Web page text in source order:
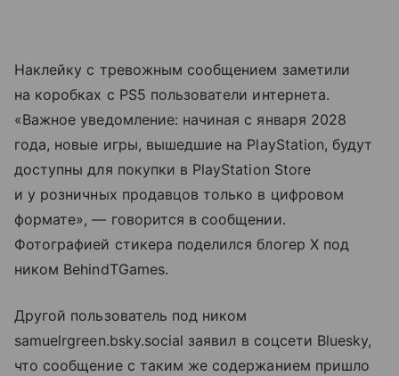
Наклейку с тревожным сообщением заметили
на коробках с PS5 пользователи интернета.
«Важное уведомление: начиная с января 2028
года, новые игры, вышедшие на PlayStation, будут
доступны для покупки в PlayStation Store
и у розничных продавцов только в цифровом
формате», — говорится в сообщении.
Фотографией стикера поделился блогер X под
ником BehindTGames.
Другой пользователь под ником
samuelrgreen.bsky.social заявил в соцсети Bluesky,
что сообщение с таким же содержанием пришло